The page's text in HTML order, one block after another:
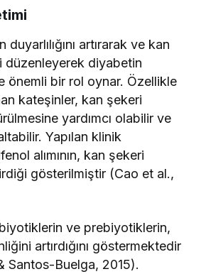
artırarak ve kan
düzenleyerek diyabetin
önemli bir rol oynar. Özellikle
kateşinler, kan şekeri
yardımcı olabilir ve
Yapılan klinik
alımının, kan şekeri
gösterilmiştir (Cao et al.,
ve prebiyotiklerin,
artırdığını göstermektedir
Santos-Buelga, 2015).